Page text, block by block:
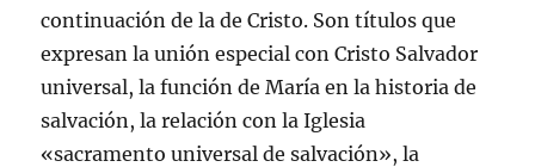
continuación de la de Cristo. Son tí­tulos que
expresan la unión especial con Cristo Salvador
universal, la función de Marí­a en la historia de
salvación, la relación con la Iglesia
«sacramento universal de salvación», la